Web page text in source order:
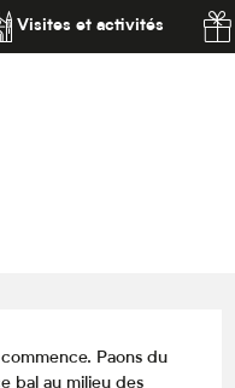
Visites et activités
les Papillons
Paons du
bal au milieu des